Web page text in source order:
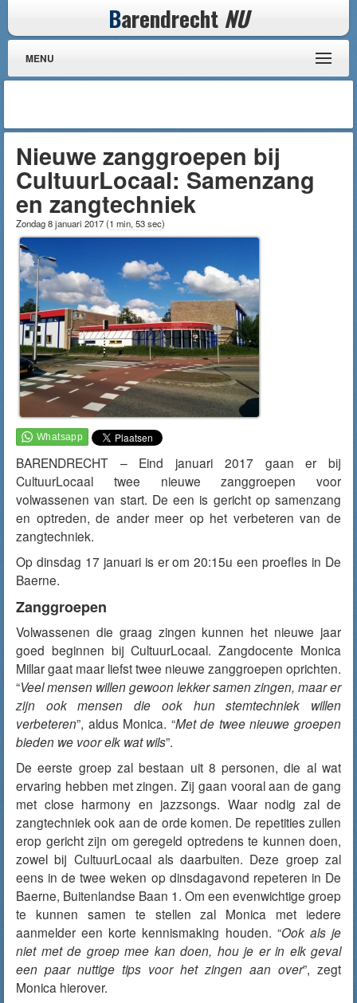
Barendrecht NU
MENU
Nieuwe zanggroepen bij
CultuurLocaal: Samenzang
en zangtechniek
Zondag 8 januari 2017(1 min, 53 sec)
BARENDRECHT – Eind januari 2017 gaan er bij
CultuurLocaal twee nieuwe zanggroepen voor
volwassenen van start. De een is gericht op samenzang
en optreden, de ander meer op het verbeteren van de
zangtechniek.
Op dinsdag 17 januari is er om 20:15u een proefles in De
Baerne.
Zanggroepen
Volwassenen die graag zingen kunnen het nieuwe jaar
goed beginnen bij CultuurLocaal. Zangdocente Monica
Millar gaat maar liefst twee nieuwe zanggroepen oprichten.
“Veel mensen willen gewoon lekker samen zingen, maar er
zijn ook mensen die ook hun stemtechniek willen
verbeteren”, aldus Monica. “Met de twee nieuwe groepen
bieden we voor elk wat wils”.
De eerste groep zal bestaan uit 8 personen, die al wat
ervaring hebben met zingen. Zij gaan vooral aan de gang
met close harmony en jazzsongs. Waar nodig zal de
zangtechniek ook aan de orde komen. De repetities zullen
erop gericht zijn om geregeld optredens te kunnen doen,
zowel bij CultuurLocaal als daarbuiten. Deze groep zal
eens in de twee weken op dinsdagavond repeteren in De
Baerne, Buitenlandse Baan 1. Om een evenwichtige groep
te kunnen samen te stellen zal Monica met iedere
aanmelder een korte kennismaking houden. “Ook als je
niet met de groep mee kan doen, hou je er in elk geval
een paar nuttige tips voor het zingen aan over”, zegt
Monica hierover.